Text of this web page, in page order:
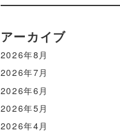
アーカイブ
2026年8月
2026年7月
2026年6月
2026年5月
2026年4月